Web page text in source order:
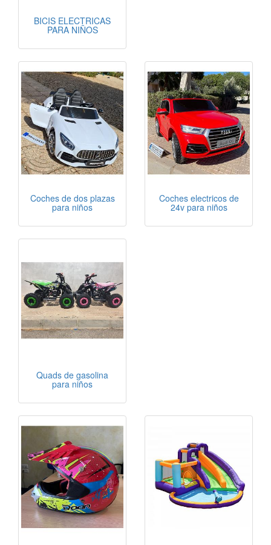
BICIS ELECTRICAS
PARA NIÑOS
Coches de dos plazas
para niños
Coches electricos de
24v para niños
Quads de gasolina
para niños